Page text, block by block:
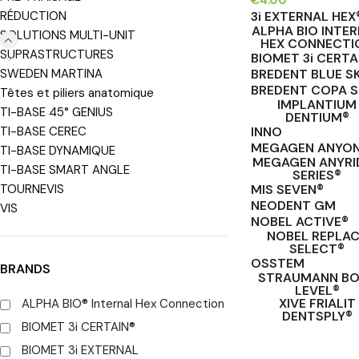
RÉDUCTION
SOLUTIONS MULTI-UNIT
SUPRASTRUCTURES
SWEDEN MARTINA
Têtes et piliers anatomique
TI-BASE 45° GENIUS
TI-BASE CEREC
TI-BASE DYNAMIQUE
TI-BASE SMART ANGLE
TOURNEVIS
VIS
BRANDS
ALPHA BIO® Internal Hex Connection
BIOMET 3i CERTAIN®
BIOMET 3i EXTERNAL
3i EXTERNAL
ALPHA BIO
HEX
BIOMET 3i
BREDENT BLUE
BREDENT COPA
IMPLANTIUM
DENTIUM®
INNO
MEGAGEN
MEGAGEN
SERIES®
MIS SEVEN®
NEODENT GM
NOBEL ACTIVE®
NOBEL
SELECT®
OSSTEM
STRAUMANN
LEVEL®
XIVE FRIALIT
DENTSPLY®